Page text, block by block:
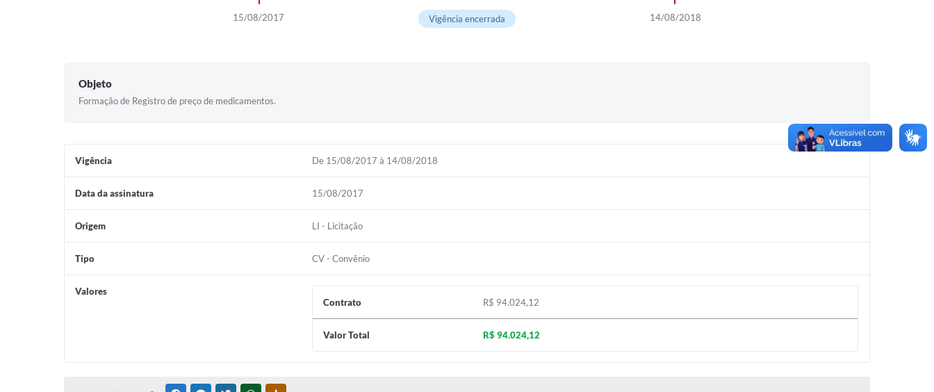
15/08/2017 14/08/2018
Vigência encerrada
Objeto
Formação de Registro de preço de medicamentos.
Vigência De 15/08/2017 à 14/08/2018
Data da assinatura 15/08/2017
Origem LI - Licitação
Tipo CV - Convênio
Valores
Contrato
R$ 94.024,12
Valor Total R$ 94.024,12